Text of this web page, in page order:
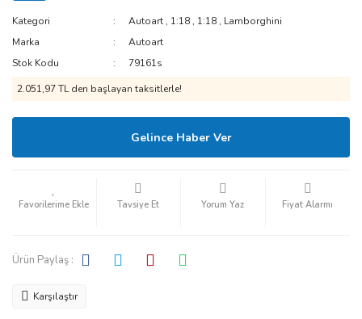
Kategori Autoart , 1:18 , 1:18 , Lamborghini
Marka
Autoart
Stok Kodu
79161s
2.051,97 TL den başlayan taksitlerle!
Gelince Haber Ver
Tavsiye Et Yorum Yaz Fiyat Alarmı
Ürün Paylaş :
Karşılaştır